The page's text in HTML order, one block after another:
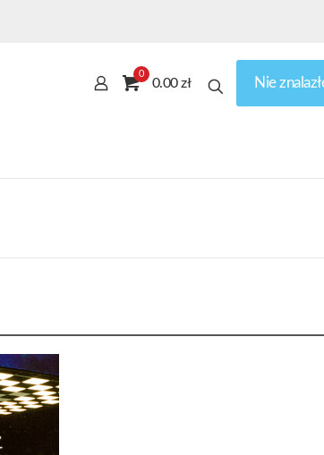
0
0.00 zł Nie